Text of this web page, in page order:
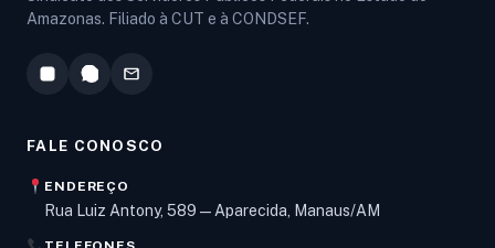
Amazonas. Filiado à CUT e à CONDSEF.
FALE CONOSCO
ENDEREÇO
Rua Luiz Antony, 589 — Aparecida, Manaus/AM